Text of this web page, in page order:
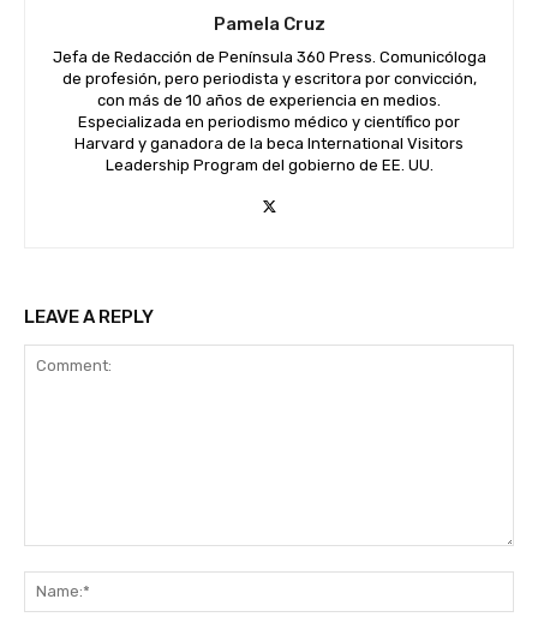
Pamela Cruz
Jefa de Redacción de Península 360 Press. Comunicóloga
de profesión, pero periodista y escritora por convicción,
con más de 10 años de experiencia en medios.
Especializada en periodismo médico y científico por
Harvard y ganadora de la beca International Visitors
Leadership Program del gobierno de EE. UU.
LEAVE A REPLY